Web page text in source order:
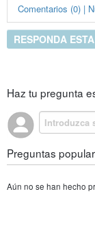
Comentarios (0) |
RESPONDA
Haz tu pregunta
Preguntas
Aún no se han hecho